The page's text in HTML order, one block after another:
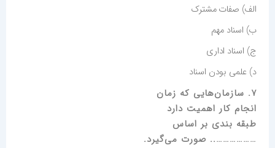
الف) صفات مشترک
ب) اسناد مهم
ج) اسناد اداری
د) علمی بودن اسناد
7. سازمان‌هایی که زمان
انجام کار اهمیت دارد
طبقه بندی بر اساس
……………….. صورت می‌گیرد.